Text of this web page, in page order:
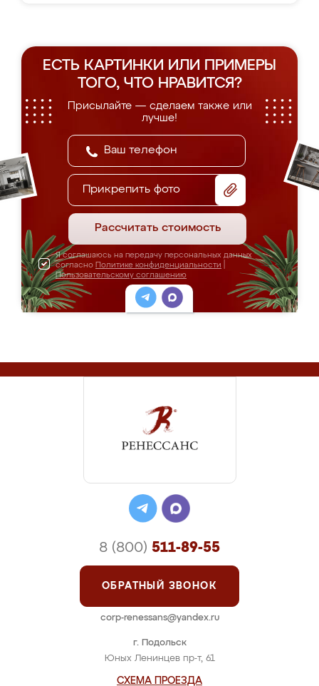
ЕСТЬ КАРТИНКИ ИЛИ ПРИМЕРЫ
ТОГО, ЧТО НРАВИТСЯ?
Присылайте — сделаем также или
лучше!
Прикрепить фото
Рассчитать стоимость
Я соглашаюсь на передачу персональных данных
согласно Политике конфиденциальности
Пользовательскому соглашению
г. Подольск
Юных Ленинцев пр-т, 61
СХЕМА ПРОЕЗДА
8 (800) 511-89-55
ОБРАТНЫЙ ЗВОНОК
corp-renessans@yandex.ru